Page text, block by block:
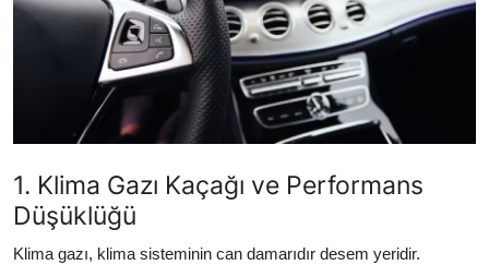
Kiralama & Filo
Sürüş & Güvenlik
Lastik & Jant
LPG & Yakıt
Elektrik & Akü
1. Klima Gazı Kaçağı ve Performans
Düşüklüğü
Klima gazı, klima sisteminin can damarıdır desem yeridir.